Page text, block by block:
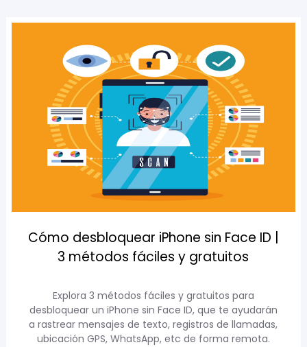
Cómo desbloquear iPhone sin Face ID |
3 métodos fáciles y gratuitos
Explora 3 métodos fáciles y gratuitos para
desbloquear un iPhone sin Face ID, que te ayudarán
a rastrear mensajes de texto, registros de llamadas,
ubicación GPS, WhatsApp, etc de forma remota.